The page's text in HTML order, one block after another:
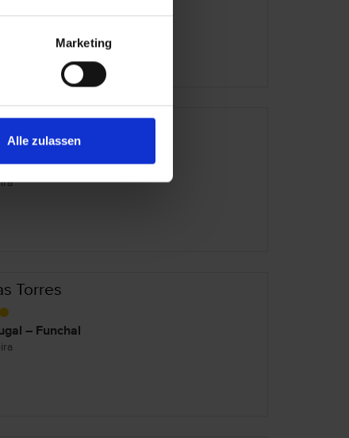
Marketing
Alle zulassen
– Funchal
Torres
– Funchal